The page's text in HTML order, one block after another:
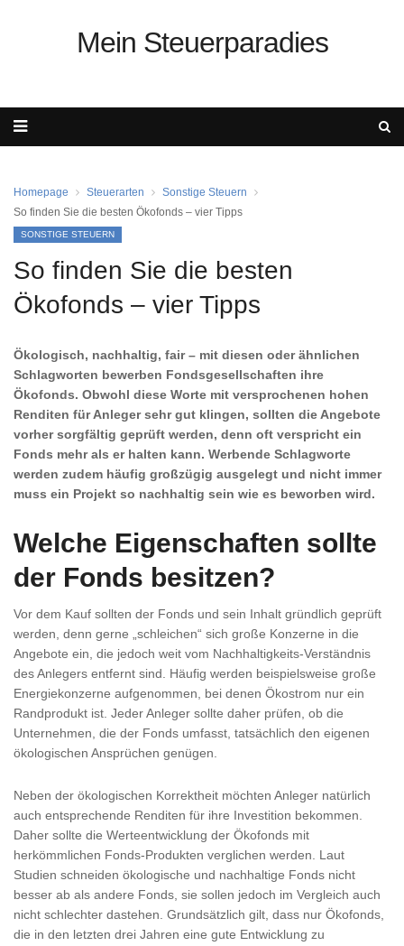
Mein Steuerparadies
Homepage Steuerarten
Sonstige Steuern
So finden Sie die besten Ökofonds – vier Tipps
SONSTIGE STEUERN
So finden Sie die besten
Ökofonds – vier Tipps
Ökologisch, nachhaltig, fair – mit diesen oder ähnlichen
Schlagworten bewerben Fondsgesellschaften ihre
Ökofonds. Obwohl diese Worte mit versprochenen hohen
Renditen für Anleger sehr gut klingen, sollten die Angebote
vorher sorgfältig geprüft werden, denn oft verspricht ein
Fonds mehr als er halten kann. Werbende Schlagworte
werden zudem häufig großzügig ausgelegt und nicht immer
muss ein Projekt so nachhaltig sein wie es beworben wird.
Welche Eigenschaften sollte
der Fonds besitzen?
Vor dem Kauf sollten der Fonds und sein Inhalt gründlich geprüft
werden, denn gerne „schleichen“ sich große Konzerne in die
Angebote ein, die jedoch weit vom Nachhaltigkeits-Verständnis
des Anlegers entfernt sind. Häufig werden beispielsweise große
Energiekonzerne aufgenommen, bei denen Ökostrom nur ein
Randprodukt ist. Jeder Anleger sollte daher prüfen, ob die
Unternehmen, die der Fonds umfasst, tatsächlich den eigenen
ökologischen Ansprüchen genügen.
Neben der ökologischen Korrektheit möchten Anleger natürlich
auch entsprechende Renditen für ihre Investition bekommen.
Daher sollte die Werteentwicklung der Ökofonds mit
herkömmlichen Fonds-Produkten verglichen werden. Laut
Studien schneiden ökologische und nachhaltige Fonds nicht
besser ab als andere Fonds, sie sollen jedoch im Vergleich auch
nicht schlechter dastehen. Grundsätzlich gilt, dass nur Ökofonds,
die in den letzten drei Jahren eine gute Entwicklung zu